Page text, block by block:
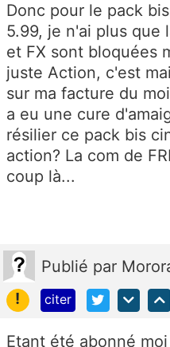
Donc pour le pack
5.99, je n'ai plus que
et FX sont bloquées
juste Action, c'est
sur ma facture du
a eu une cure
résilier ce pack bis
action? La com de
coup là...
Publié par
!
citer
Etant été abonné